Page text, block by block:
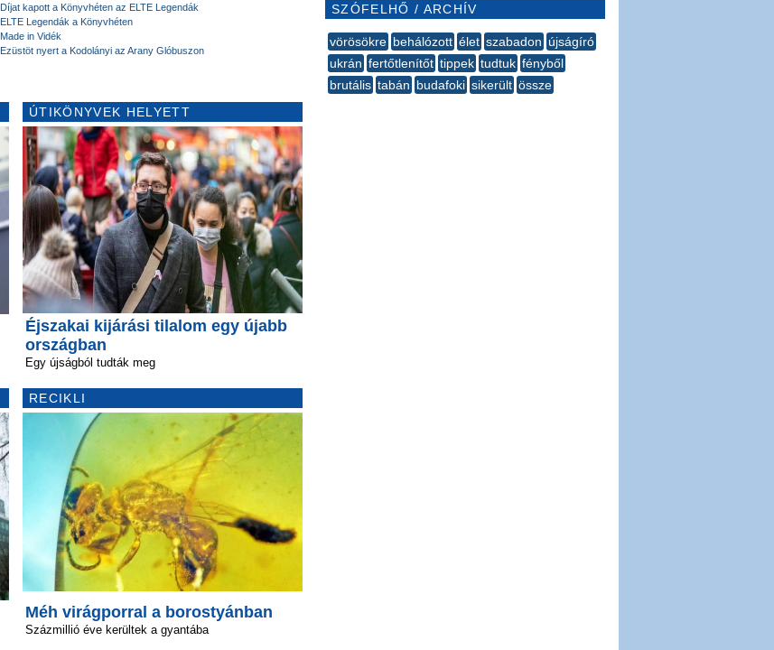
Díjat kapott a Könyvhéten az ELTE Legendák
ELTE Legendák a Könyvhéten
Made in Vidék
Ezüstöt nyert a Kodolányi az Arany Glóbuszon
ÚTIKÖNYVEK HELYETT
Éjszakai kijárási tilalom egy újabb
országban
Egy újságból tudták meg
RECIKLI
Méh virágporral a borostyánban
Százmillió éve kerültek a gyantába
SZÓFELHŐ / ARCHÍV
vörösökre behálózott élet szabadon újságíró
ukrán fertőtlenítőt tippek tudtuk fényből
brutális tabán budafoki sikerült össze